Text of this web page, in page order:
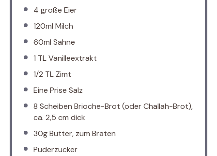
4 große Eier
120ml Milch
60ml Sahne
1 TL Vanilleextrakt
1/2 TL Zimt
Eine Prise Salz
8 Scheiben Brioche-Brot (oder Challah-Brot),
ca. 2,5 cm dick
30gButter, zum Braten
Puderzucker